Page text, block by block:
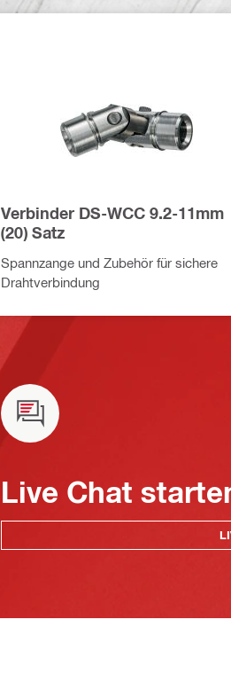
Verbinder DS-WCC 9.2-11mm
(20) Satz
Spannzange und Zubehör für sichere
Drahtverbindung
Live Chat